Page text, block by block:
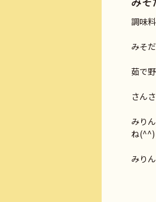
調味
みそ
茹で
さん
みり
ね(^^)
みり